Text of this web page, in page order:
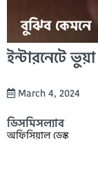
বুঝিব কেমনে
ইন্টারনেটে
March 4, 2024
ডিসমিসল্যাব
অফিসিয়াল ডেস্ক